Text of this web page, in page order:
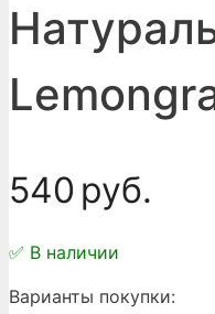
540 руб.
✅ В наличии
Варианты покупки: